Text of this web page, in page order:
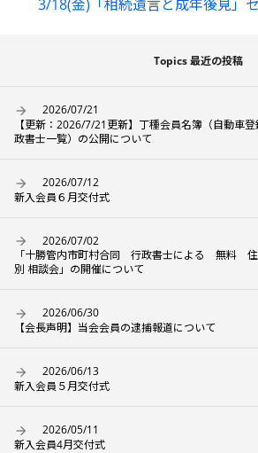
3/18(金)「相続遺言と成年後見」
Topics 最近の投稿
2026/07/21
【更新：2026/7/21更新】丁種会員名簿（自動車
政書士一覧）の公開について
2026/07/12
新入会員６月交付式
2026/07/02
「十勝管内市町村合同 行政書士による 無料 住
別 相談会」の開催について
2026/06/30
【会長声明】当会会員の逮捕報道について
2026/06/13
新入会員５月交付式
2026/05/11
新入会員4月交付式